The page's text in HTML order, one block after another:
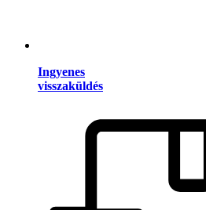
Ingyenes
visszaküldés